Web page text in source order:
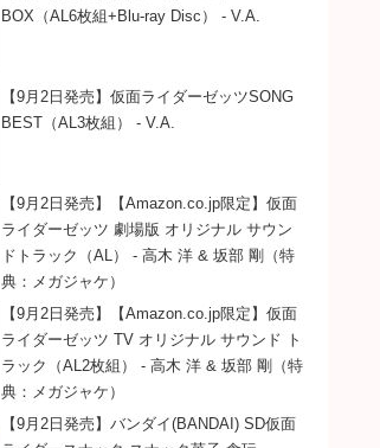
BOX（AL6枚組+Blu-ray Disc） - V.A.
【9月2日発売】仮面ライダーゼッツSONG
BEST（AL3枚組） - V.A.
【9月2日発売】【Amazon.co.jp限定】仮面
ライダーゼッツ 劇場版 オリジナル サウン
ドトラック（AL） - 高木 洋 & 坂部 剛（特
典：メガジャケ）
【9月2日発売】【Amazon.co.jp限定】仮面
ライダーゼッツ TV オリジナル サウンド ト
ラック（AL2枚組） - 高木 洋 & 坂部 剛（特
典：メガジャケ）
【9月2日発売】バンダイ(BANDAI) SD仮面